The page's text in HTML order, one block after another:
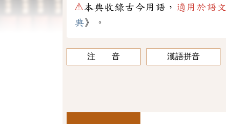
⚠本典收錄古今用語， 適用於語
典》。
注 音 漢語拼音